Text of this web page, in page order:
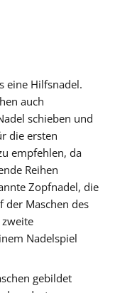
eine Hilfsnadel.
auch
schieben und
die ersten
empfehlen, da
Reihen
Zopfnadel, die
der Maschen des
Nadelspiel
gebildet